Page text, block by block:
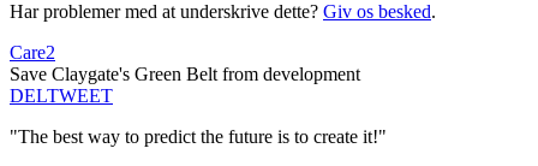
Har problemer med at underskrive dette? Giv os besked.
Care2
Save Claygate's Green Belt from development
DELTWEET
"The best way to predict the future is to create it!"